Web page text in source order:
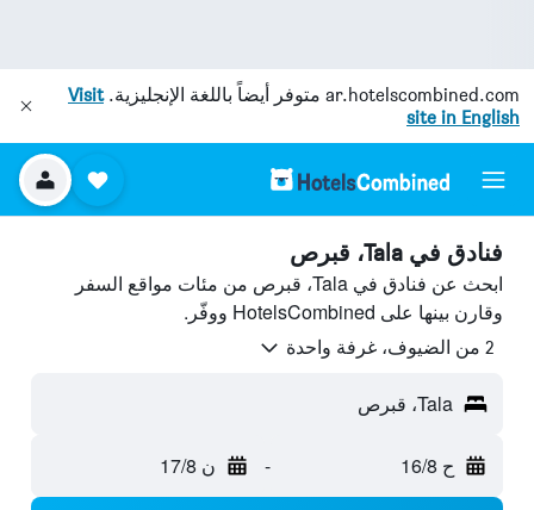
ar.hotelscombined.com متوفر أيضاً باللغة الإنجليزية.Visit
site in English
فنادق في Tala، قبرص
ابحث عن فنادق في Tala، قبرص من مئات مواقع السفر
وقارن بينها على HotelsCombined ووفّر.
2 من الضيوف، غرفة واحدة
Tala، قبرص
ح 16/8 - ن 17/8